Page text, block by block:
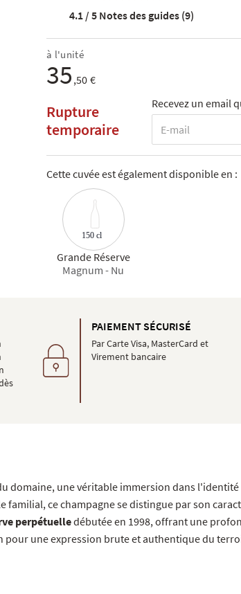
4.1 / 5Notes des guides (9)
à l'unité
35 ,50 €
Rupture
temporaire
Recevez un email
Cette cuvée est également disponible en :
150 cl
Grande Réserve
Magnum - Nu
PAIEMENT SÉCURISÉ
Par Carte Visa, MasterCard et
Virement bancaire
domaine, une véritable immersion dans l'identité
familial, ce champagne se distingue par son
perpétuelledébutée en 1998, offrant une
pour une expression brute et authentique du